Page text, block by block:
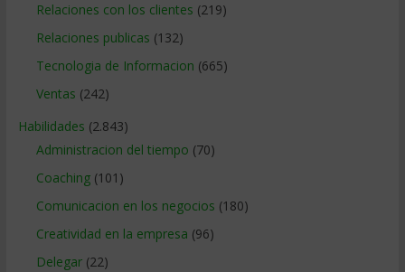
Relaciones con los clientes (219)
Relaciones publicas (132)
Tecnologia de Informacion (665)
Ventas (242)
Habilidades (2.843)
Administracion del tiempo (70)
Coaching(101)
Comunicacion en los negocios (180)
Creatividad en la empresa (96)
Delegar(22)